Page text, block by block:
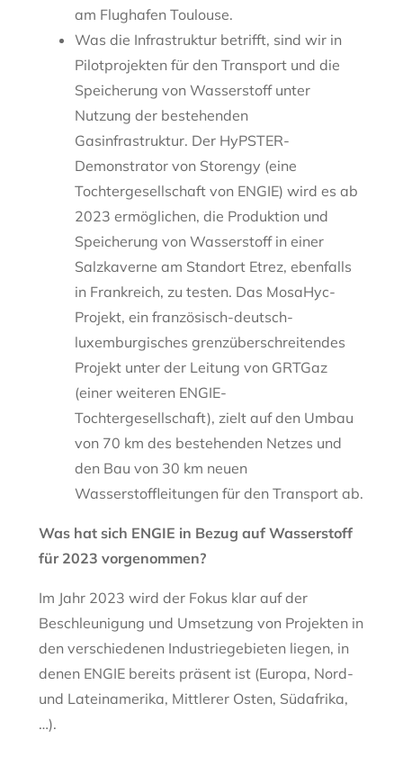
am Flughafen Toulouse.
Was die Infrastruktur betrifft, sind wir in
Pilotprojekten für den Transport und die
Speicherung von Wasserstoff unter
Nutzung der bestehenden
Gasinfrastruktur. Der HyPSTER-
Demonstrator von Storengy (eine
Tochtergesellschaft von ENGIE) wird es ab
2023 ermöglichen, die Produktion und
Speicherung von Wasserstoff in einer
Salzkaverne am Standort Etrez, ebenfalls
in Frankreich, zu testen. Das MosaHyc-
Projekt, ein französisch-deutsch-
luxemburgisches grenzüberschreitendes
Projekt unter der Leitung von GRTGaz
(einer weiteren ENGIE-
Tochtergesellschaft), zielt auf den Umbau
von 70 km des bestehenden Netzes und
den Bau von 30 km neuen
Wasserstoffleitungen für den Transport ab.
Was hat sich ENGIE in Bezug auf Wasserstoff
für 2023 vorgenommen?
Im Jahr 2023 wird der Fokus klar auf der
Beschleunigung und Umsetzung von Projekten in
den verschiedenen Industriegebieten liegen, in
denen ENGIE bereits präsent ist (Europa, Nord-
und Lateinamerika, Mittlerer Osten, Südafrika,
…).